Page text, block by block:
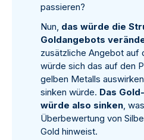
passieren?
Nun, das würde die
Goldangebots
zusätzliche Angebot auf
würde sich das auf den
gelben Metalls
sinken würde. Das
würde also sinken ,
Überbewertung von
Gold hinweist.